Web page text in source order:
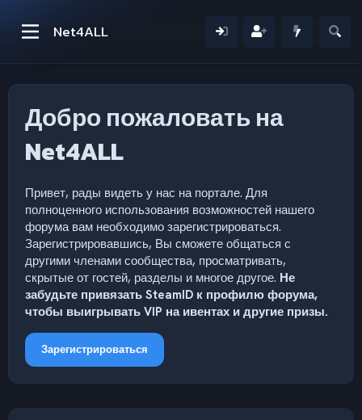
Net4ALL
Добро пожаловать на
Net4ALL
Привет, рады видеть у нас на портале. Для
полноценного использования возможностей нашего
форума вам необходимо зарегистрироваться.
Зарегистрировавшись, Вы сможете общаться с
другими членами сообщества, просматривать,
скрытые от гостей, разделы и многое другое. Не
забудьте привязать SteamID к профилю форума,
чтобы выигрывать VIP на ивентах и другие призы.
Зарегистрироваться